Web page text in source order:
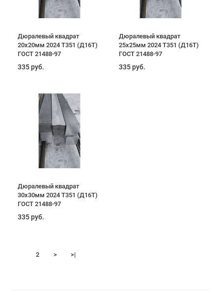
Дюралевый квадрат
20х20мм 2024 T351 (Д16Т)
ГОСТ 21488-97
335 руб.
Дюралевый квадрат
25х25мм 2024 T351 (Д16Т)
ГОСТ 21488-97
335 руб.
Дюралевый квадрат
30х30мм 2024 T351 (Д16Т)
ГОСТ 21488-97
335 руб.
2 > >|